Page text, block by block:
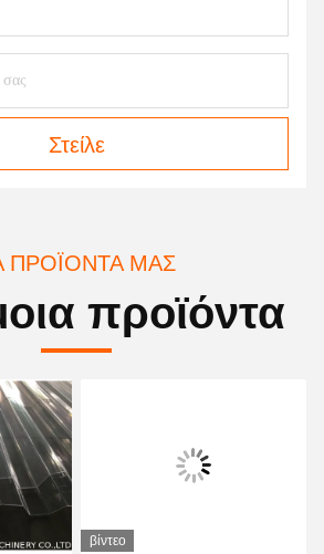
Στείλε
ΠΡΟΪΌΝΤΑ ΜΑΣ
προϊόντα
βίντεο